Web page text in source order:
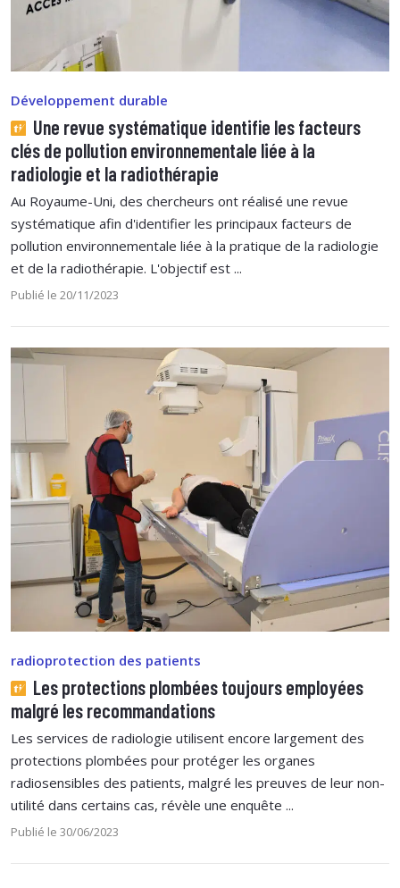
Développement durable
Une revue systématique identifie les facteurs
clés de pollution environnementale liée à la
radiologie et la radiothérapie
Au Royaume-Uni, des chercheurs ont réalisé une revue
systématique afin d'identifier les principaux facteurs de
pollution environnementale liée à la pratique de la radiologie
et de la radiothérapie. L'objectif est ...
Publié le 20/11/2023
radioprotection des patients
Les protections plombées toujours employées
malgré les recommandations
Les services de radiologie utilisent encore largement des
protections plombées pour protéger les organes
radiosensibles des patients, malgré les preuves de leur non-
utilité dans certains cas, révèle une enquête ...
Publié le 30/06/2023